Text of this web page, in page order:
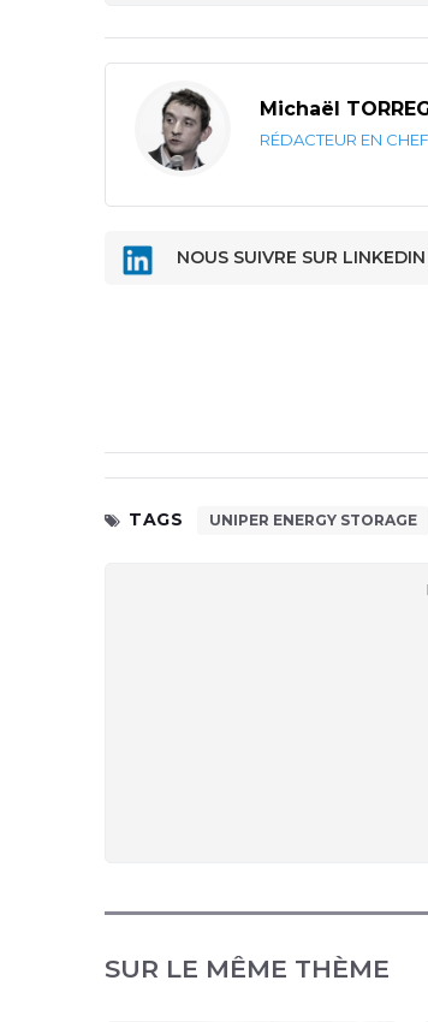
Michaël
RÉDACTEUR EN CHEF
NOUS SUIVRE SUR LINKEDIN
TAGS
UNIPER ENERGY STORAGE
SUR LE MÊME THÈME